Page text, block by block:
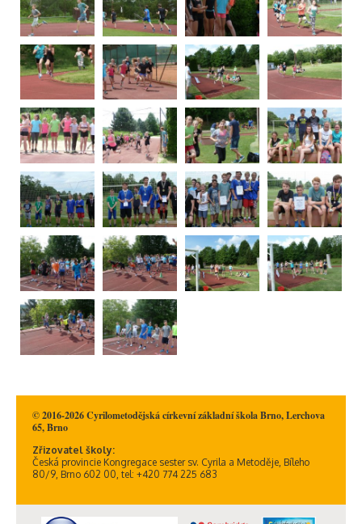
© 2016-2026 Cyrilometodějská církevní základní škola Brno, Lerchova
65, Brno
Zřizovatel školy:
Česká provincie Kongregace sester sv. Cyrila a Metoděje, Bíleho
80/9, Brno 602 00, tel: +420 774 225 683